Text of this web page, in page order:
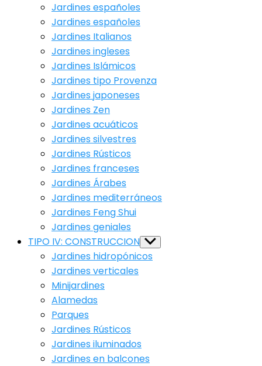
Jardines españoles
Jardines españoles
Jardines Italianos
Jardines ingleses
Jardines Islámicos
Jardines tipo Provenza
Jardines japoneses
Jardines Zen
Jardines acuáticos
Jardines silvestres
Jardines Rústicos
Jardines franceses
Jardines Árabes
Jardines mediterráneos
Jardines Feng Shui
Jardines geniales
TIPO IV: CONSTRUCCION Show
sub
menu
Jardines hidropónicos
Jardines verticales
Minijardines
Alamedas
Parques
Jardines Rústicos
Jardines iluminados
Jardines en balcones